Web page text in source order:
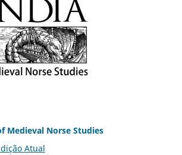
Medieval Norse Studies
Atual